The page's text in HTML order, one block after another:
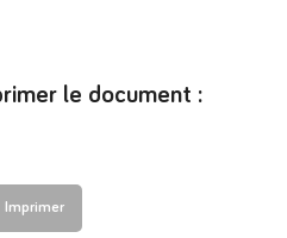
le document :
Imprimer